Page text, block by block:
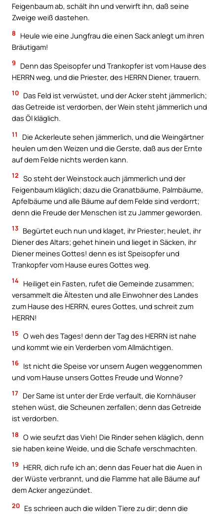
Feigenbaum ab, schält ihn und verwirft ihn, daß seine
Zweige weiß dastehen.
8
Heule wie eine Jungfrau die einen Sack anlegt um ihren
Bräutigam!
9
Denn das Speisopfer und Trankopfer ist vom Hause des
HERRN weg, und die Priester, des HERRN Diener, trauern.
10 Das Feld ist verwüstet, und der Acker steht jämmerlich;
das Getreide ist verdorben, der Wein steht jämmerlich und
das Öl kläglich.
11
Die Ackerleute sehen jämmerlich, und die Weingärtner
heulen um den Weizen und die Gerste, daß aus der Ernte
auf dem Felde nichts werden kann.
12 So steht der Weinstock auch jämmerlich und der
Feigenbaum kläglich; dazu die Granatbäume, Palmbäume,
Apfelbäume und alle Bäume auf dem Felde sind verdorrt;
denn die Freude der Menschen ist zu Jammer geworden.
13 Begürtet euch nun und klaget, ihr Priester; heulet, ihr
Diener des Altars; gehet hinein und lieget in Säcken, ihr
Diener meines Gottes! denn es ist Speisopfer und
Trankopfer vom Hause eures Gottes weg.
14 Heiliget ein Fasten, rufet die Gemeinde zusammen;
versammelt die Ältesten und alle Einwohner des Landes
zum Hause des HERRN, eures Gottes, und schreit zum
HERRN!
15 O weh des Tages! denn der Tag des HERRN ist nahe
und kommt wie ein Verderben vom Allmächtigen.
16 Ist nicht die Speise vor unsern Augen weggenommen
und vom Hause unsers Gottes Freude und Wonne?
17 Der Same ist unter der Erde verfault, die Kornhäuser
stehen wüst, die Scheunen zerfallen; denn das Getreide
ist verdorben.
18 O wie seufzt das Vieh! Die Rinder sehen kläglich, denn
sie haben keine Weide, und die Schafe verschmachten.
19
HERR, dich rufe ich an; denn das Feuer hat die Auen in
der Wüste verbrannt, und die Flamme hat alle Bäume auf
dem Acker angezündet.
20 Es schrieen auch die wilden Tiere zu dir; denn die